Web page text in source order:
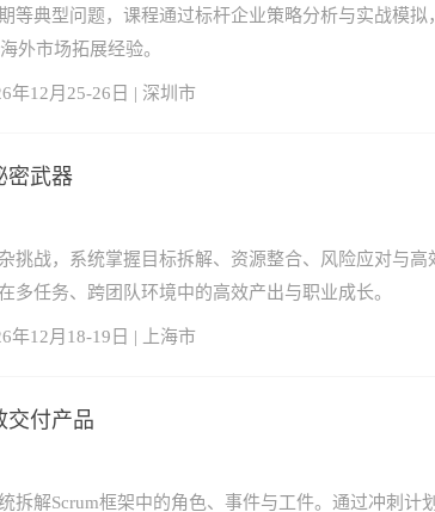
等典型问题，课程通过标杆企业策略分析与实战模
外市场拓展经验。
年12月25-26日 | 深圳市
密武器
挑战，系统掌握目标拆解、资源整合、风险应对与高
任务、跨团队环境中的高效产出与职业成长。
年12月18-19日 | 上海市
交付产品
拆解Scrum框架中的角色、事件与工件。通过冲刺计